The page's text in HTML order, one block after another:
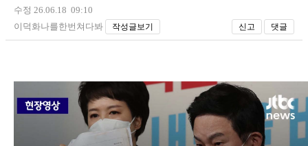
수정 26.06.18 09:10
이덕화나를한번쳐다봐
작성글보기 신고 댓글